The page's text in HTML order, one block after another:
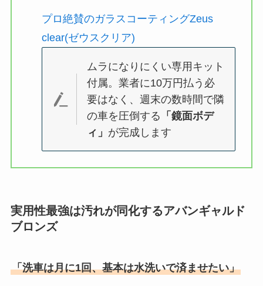
プロ絶賛のガラスコーティングZeus
clear(ゼウスクリア)
ムラになりにくい専用キット
付属。業者に10万円払う必
要はなく、週末の数時間で隣
の車を圧倒する 「鏡面ボデ
ィ」 が完成します
実用性最強は汚れが同化するアバンギャルド
ブロンズ
「洗車は月に1回、基本は水洗いで済ませたい」